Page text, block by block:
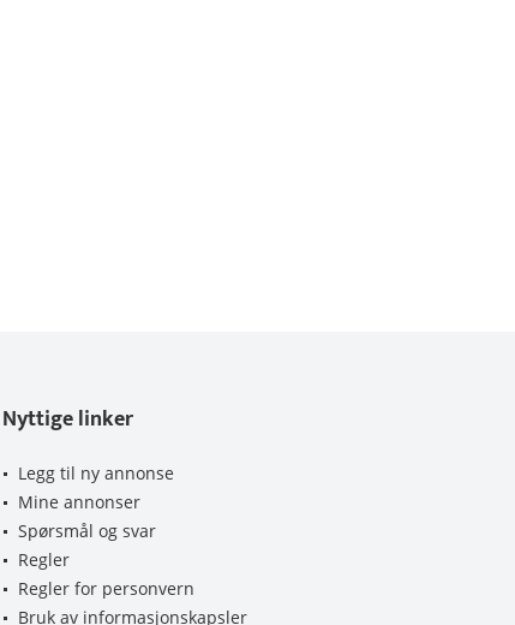
Nyttige linker
Legg til ny annonse
Mine annonser
Spørsmål og svar
Regler
Regler for personvern
Bruk av informasjonskapsler